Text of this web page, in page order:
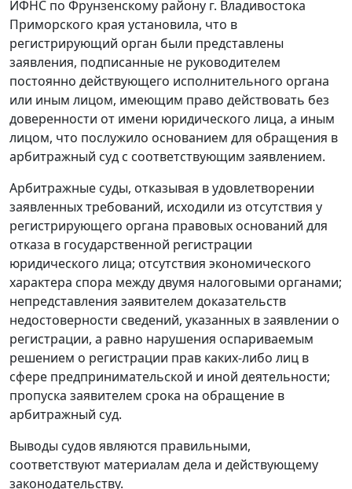
ИФНС по Фрунзенскому району г. Владивостока
Приморского края установила, что в
регистрирующий орган были представлены
заявления, подписанные не руководителем
постоянно действующего исполнительного органа
или иным лицом, имеющим право действовать без
доверенности от имени юридического лица, а иным
лицом, что послужило основанием для обращения в
арбитражный суд с соответствующим заявлением.
Арбитражные суды, отказывая в удовлетворении
заявленных требований, исходили из отсутствия у
регистрирующего органа правовых оснований для
отказа в государственной регистрации
юридического лица; отсутствия экономического
характера спора между двумя налоговыми органами;
непредставления заявителем доказательств
недостоверности сведений, указанных в заявлении о
регистрации, а равно нарушения оспариваемым
решением о регистрации прав каких-либо лиц в
сфере предпринимательской и иной деятельности;
пропуска заявителем срока на обращение в
арбитражный суд.
Выводы судов являются правильными,
соответствуют материалам дела и действующему
законодательству.